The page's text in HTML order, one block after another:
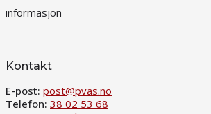
informasjon
Kontakt
E-post: post@pvas.no
Telefon: 38 02 53 68